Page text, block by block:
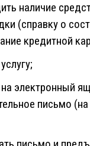
наличие
(справку о
кредитной
на электронный
письмо